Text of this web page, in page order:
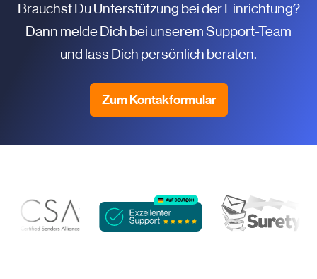
Brauchst Du Unterstützung bei der Einrichtung?
Dann melde Dich bei unserem Support-Team
und lass Dich persönlich beraten.
Zum Kontakformular